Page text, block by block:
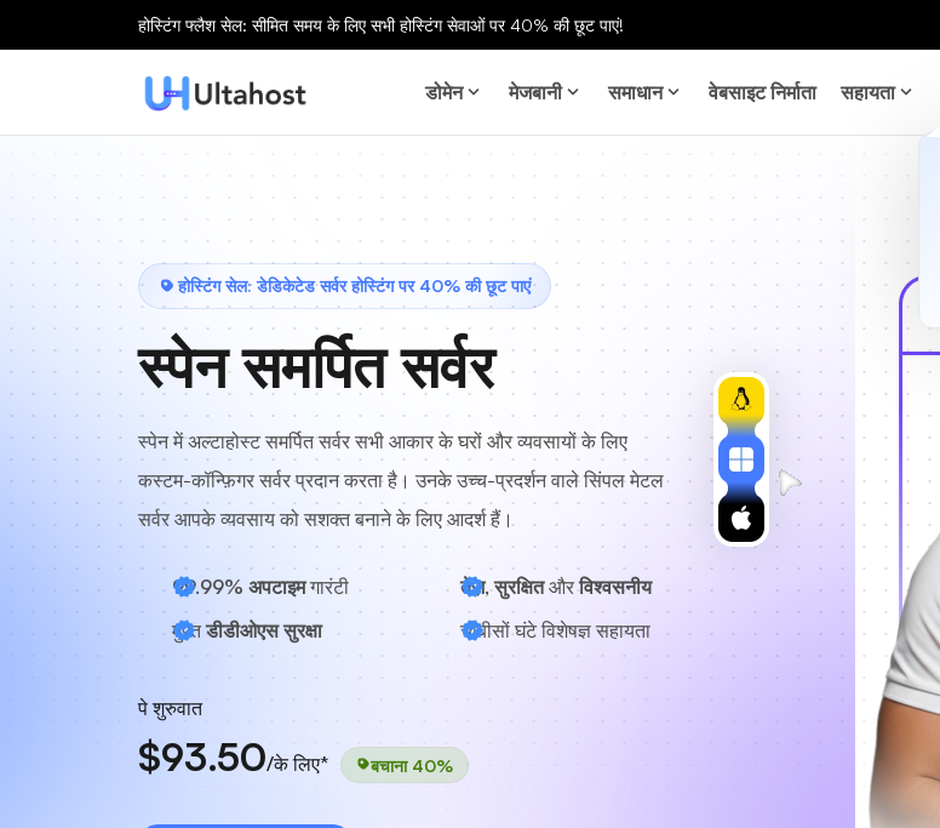
होस्टिंग फ्लैश सेल: सीमित समय के लिए सभी होस्टिंग सेवाओं पर 40% की छूट पाएं!
डोमेन मेजबानी समाधान वेबसाइट निर्माता सहायता
होस्टिंग सेल: डेडिकेटेड सर्वर होस्टिंग पर 40% की छूट पाएं
स्पेन समर्पित सर्वर
स्पेन में अल्टाहोस्ट समर्पित सर्वर सभी आकार के घरों और व्यवसायों के लिए
कस्टम-कॉन्फ़िगर सर्वर प्रदान करता है। उनके उच्च-प्रदर्शन वाले सिंपल मेटल
सर्वर आपके व्यवसाय को सशक्त बनाने के लिए आदर्श हैं।
99.99% अपटाइमगारंटी तेज़, सुरक्षितऔरविश्वसनीय
मुफ़्तडीडीओएस सुरक्षा चौबीसों घंटेविशेषज्ञ सहायता
पे शुरुवात
$93.50/के लिए* बचाना 40%